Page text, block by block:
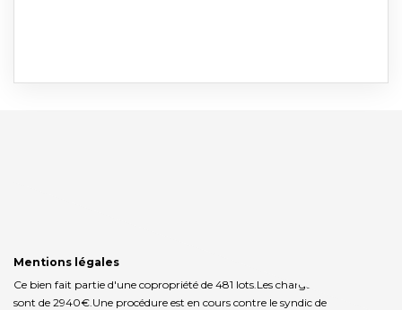
Mentions légales
Ce bien fait partie d'une copropriété de 481 lots.Les charges annuelles
sont de 2940€. Une procédure est en cours contre le syndic de